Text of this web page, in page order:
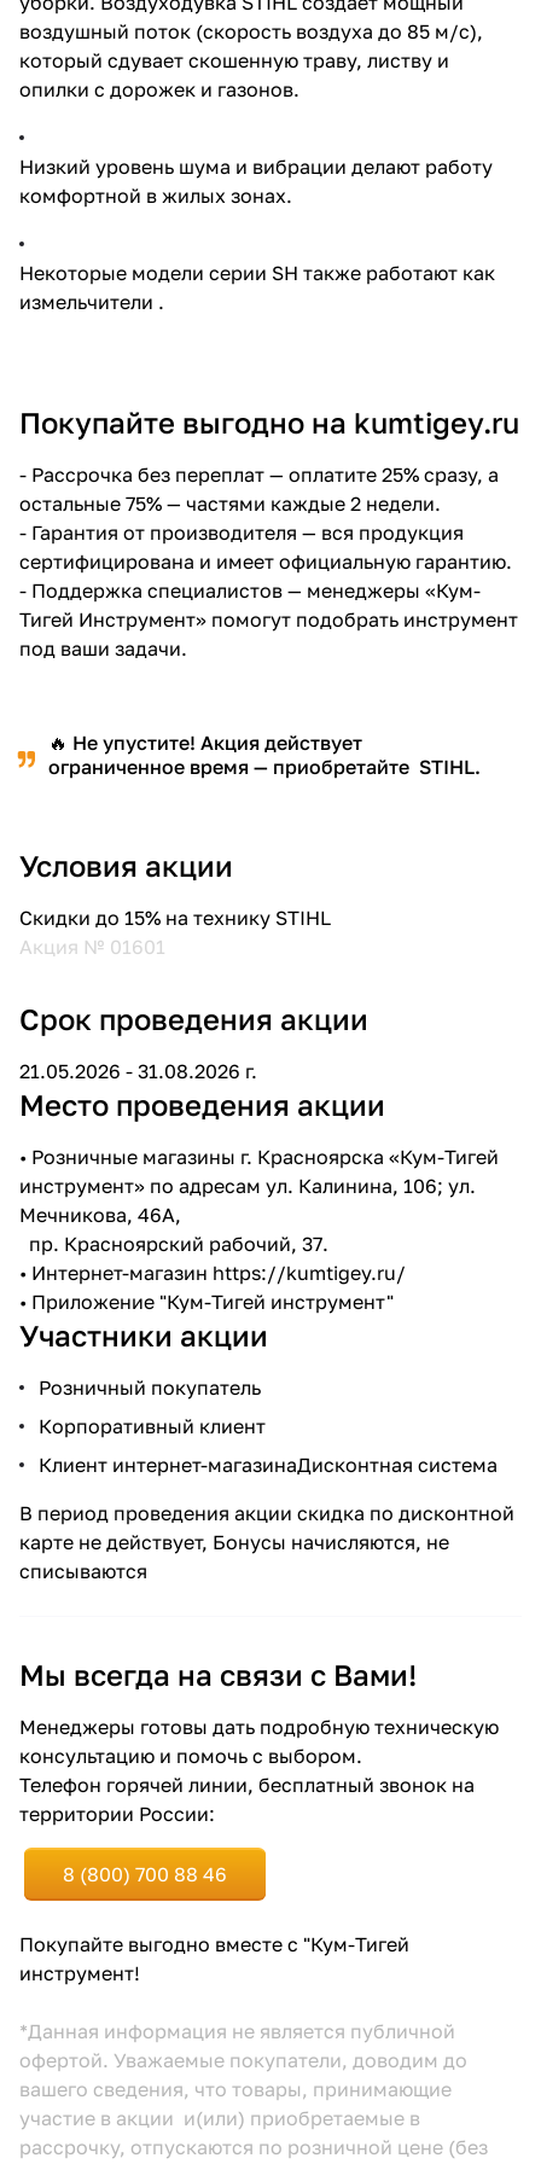
воздушный поток (скорость воздуха до 85 м/с),
который сдувает скошенную траву, листву и
опилки с дорожек и газонов.
Низкий уровень шума и вибрации делают работу
комфортной в жилых зонах.
Некоторые модели серии SH также работают как
измельчители .
Покупайте выгодно на kumtigey.ru
- Рассрочка без переплат — оплатите 25% сразу, а
остальные 75% — частями каждые 2 недели.
- Гарантия от производителя — вся продукция
сертифицирована и имеет официальную гарантию.
- Поддержка специалистов — менеджеры «Кум-
Тигей Инструмент» помогут подобрать инструмент
под ваши задачи.
🔥 Не упустите! Акция действует
ограниченное время — приобретайте STIHL.
Условия акции
Скидки до 15% на технику STIHL
Акция № 01601
Срок проведения акции
21.05.2026 - 31.08.2026 г.
Место проведения акции
• Розничные магазины г. Красноярска «Кум-Тигей
инструмент» по адресам ул. Калинина, 106; ул.
Мечникова, 46А,
пр. Красноярский рабочий, 37.
• Интернет-магазин https://kumtigey.ru/
• Приложение "Кум-Тигей инструмент"
Участники акции
Розничный покупатель
Корпоративный клиент
Клиент интернет-магазинаДисконтная система
В период проведения акции скидка по дисконтной
карте не действует, Бонусы начисляются, не
списываются
Мы всегда на связи с Вами!
Менеджеры готовы дать подробную техническую
консультацию и помочь с выбором.
Телефон горячей линии, бесплатный звонок на
территории России:
8 (800) 700 88 46
Покупайте выгодно вместе с "Кум-Тигей
инструмент!
*Данная информация не является публичной
офертой. Уважаемые покупатели, доводим до
вашего сведения, что товары, принимающие
участие в акции и(или) приобретаемые в
рассрочку, отпускаются по розничной цене (без